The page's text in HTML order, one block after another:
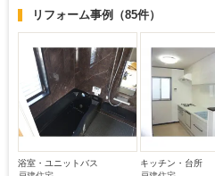
リフォーム事例 （85件）
浴室・ユニットバス
キッチン・台所